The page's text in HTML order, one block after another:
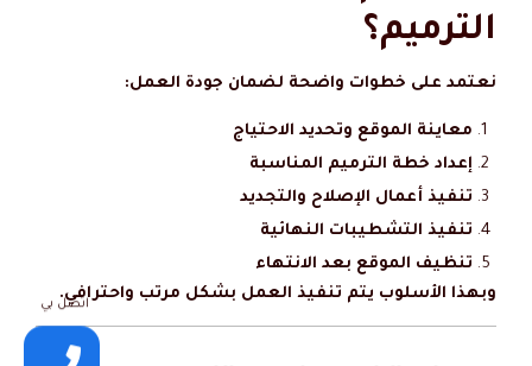
الترميم؟
نعتمد على خطوات واضحة لضمان جودة العمل:
معاينة الموقع وتحديد الاحتياج
إعداد خطة الترميم المناسبة
تنفيذ أعمال الإصلاح والتجديد
تنفيذ التشطيبات النهائية
تنظيف الموقع بعد الانتهاء
وبهذا الأسلوب يتم تنفيذ العمل بشكل مرتب واحترافي.
اتصل بي